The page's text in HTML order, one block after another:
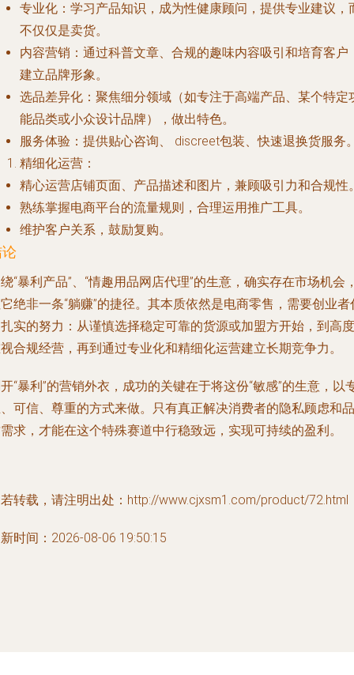
专业化 ：学习产品知识，成为性健康顾问，提供专业建议，
不仅仅是卖货。
内容营销 ：通过科普文章、合规的趣味内容吸引和培育客户
建立品牌形象。
选品差异化 ：聚焦细分领域（如专注于高端产品、某个特定
能品类或小众设计品牌），做出特色。
服务体验 ：提供贴心咨询、 discreet包装、快速退换货服务
精细化运营 ：
精心运营店铺页面、产品描述和图片，兼顾吸引力和合规性
熟练掌握电商平台的流量规则，合理运用推广工具。
维护客户关系，鼓励复购。
“暴利产品”、“情趣用品网店代理”的生意，确实存在市场机会
绝非一条“躺赚”的捷径。其本质依然是电商零售，需要创业者
实的努力：从谨慎选择稳定可靠的货源或加盟方开始，到高度
合规经营，再到通过专业化和精细化运营建立长期竞争力。
“暴利”的营销外衣，成功的关键在于将这份“敏感”的生意，以
可信、尊重的方式来做。只有真正解决消费者的隐私顾虑和品
求，才能在这个特殊赛道中行稳致远，实现可持续的盈利。
转载，请注明出处：http://www.cjxsm1.com/product/72.html
时间：2026-08-06 19:50:15